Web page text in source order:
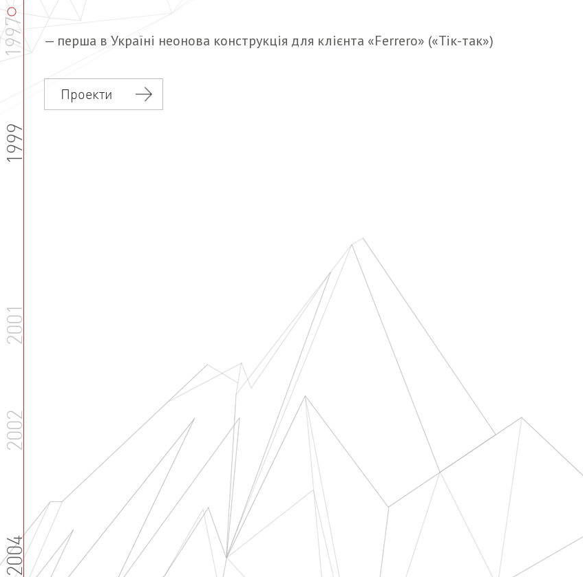
1997 — перша в Україні неонова конструкція для клієнта «Ferrero» («Тік-так»)
Проекти
1999
2001
2002
2004